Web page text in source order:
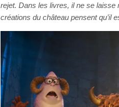
rejet. Dans les livres, il ne se
créations du château pensent qu’il